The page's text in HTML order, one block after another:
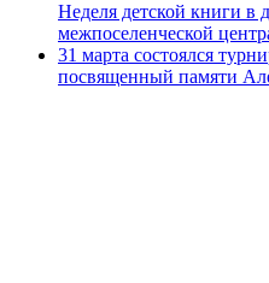
Неделя детской книги в
межпоселенческой
31 марта состоялся
посвященный памяти